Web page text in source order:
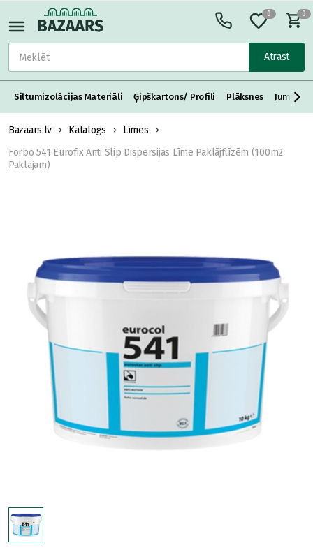
Atrast
0 0
Siltumizolācijas Materiāli Ģipškartons/ Profili Plāksnes Jumta
Bazaars.lv Katalogs
Līmes
Forbo 541 Eurofix Anti Slip Dispersijas Līme Paklājflīzēm (100m2
Paklājam)